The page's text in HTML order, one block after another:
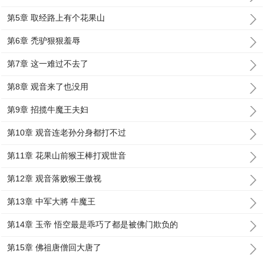
第5章 取经路上有个花果山
第6章 禿驴狠狠羞辱
第7章 这一难过不去了
第8章 观音来了也没用
第9章 招揽牛魔王夫妇
第10章 观音连老孙分身都打不过
第11章 花果山前猴王棒打观世音
第12章 观音落败猴王傲视
第13章 中军大將 牛魔王
第14章 玉帝 悟空最是乖巧了都是被佛门欺负的
第15章 佛祖唐僧回大唐了